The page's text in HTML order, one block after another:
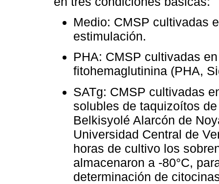
Medio: CMSP cultivadas
estimulación.
PHA: CMSP cultivadas
fitohemaglutinina (PHA,
SATg: CMSP cultivadas
solubles de taquizoítos
Belkisyolé Alarcón de
Universidad Central de
horas de cultivo los
almacenaron a -80°C,
determinación de